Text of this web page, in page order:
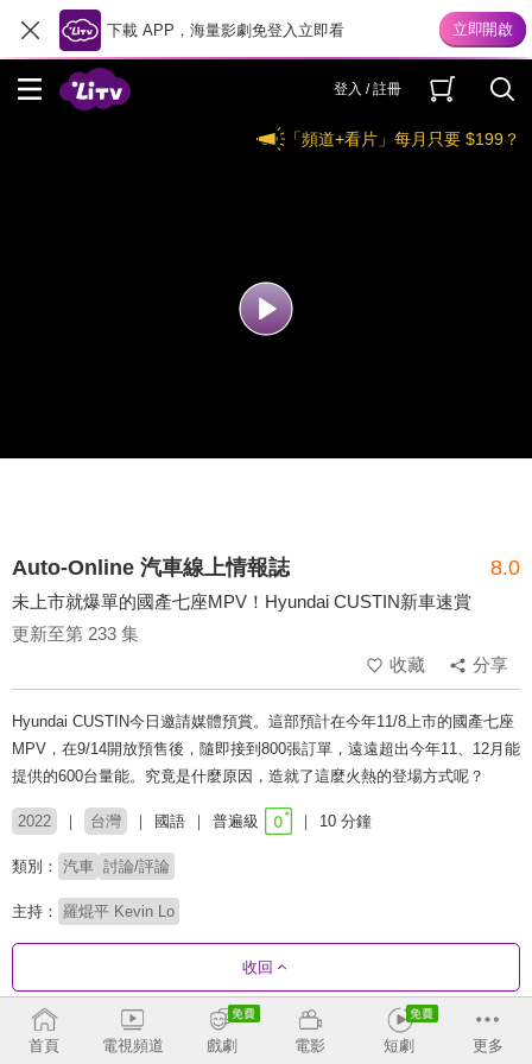
下載 APP，海量影劇免登入立即看
登入 / 註冊
「頻道+看片」每月只要 $199？
Auto-Online 汽車線上情報誌 8.0
未上市就爆單的國產七座MPV！Hyundai CUSTIN新車速賞
更新至第 233 集
收藏
分享
Hyundai CUSTIN今日邀請媒體預賞。這部預計在今年11/8上市的國產七座
MPV，在9/14開放預售後，隨即接到800張訂單，遠遠超出今年11、12月能
提供的600台量能。究竟是什麼原因，造就了這麼火熱的登場方式呢？
2022 台灣 國語 普遍級 10 分鐘
類別： 汽車 討論/評論
主持： 羅焜平 Kevin Lo
收回
劇集列表 收合
首頁 電視頻道 戲劇 電影 短劇 更多